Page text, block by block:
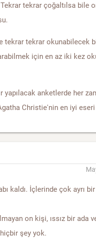
tekrar çoğaltılsa bile
tekrar okunabilecek
için en az iki kez
yapılacak anketlerde her
Christie'nin en iyi eseri
kaldı. İçlerinde çok ayrı
on kişi, ıssız bir ada
şey yok.